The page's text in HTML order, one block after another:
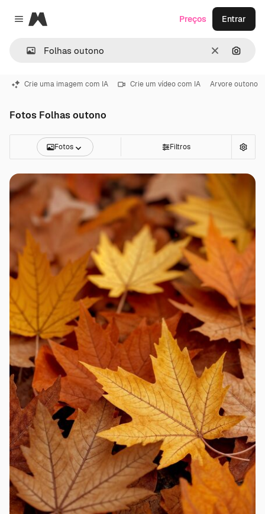
Close menu
Magnific
Limpar
Preços Entrar
Crie uma imagem com IA Crie um vídeo com IA Arvore outono
Fotos Folhas outono
Fotos Filtros